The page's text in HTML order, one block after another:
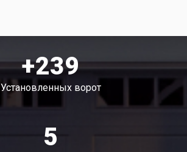
+239
Установленных ворот
5